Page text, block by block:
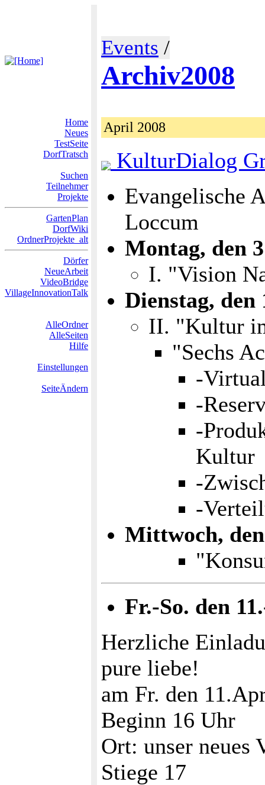
Events /
Archiv2008
Home
Neues
TestSeite
DorfTratsch
Suchen
Teilnehmer
Projekte
GartenPlan
DorfWiki
OrdnerProjekte_alt
Dörfer
NeueArbeit
VideoBridge
VillageInnovationTalk
AlleOrdner
AlleSeiten
Hilfe
Einstellungen
SeiteÄndern
April 2008
KulturDialog
Evangelische
Loccum
Montag, den
I. "Vision
Dienstag,
II. "Kultur
"Sechs
-
-
-
Kultur
-
-
Mittwoch,
Fr.-So. den
Herzliche
pure liebe!
am Fr. den
Beginn 16 Uhr
Ort: unser neues
Stiege 17